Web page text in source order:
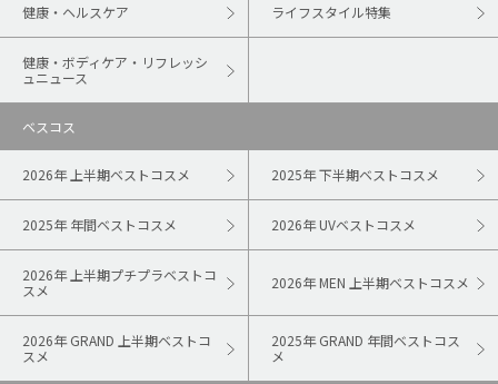
健康・ヘルスケア ライフスタイル特集
健康・ボディケア・リフレッシ
ュニュース
ベスコス
2026年 上半期ベストコスメ 2025年 下半期ベストコスメ
2025年 年間ベストコスメ 2026年 UVベストコスメ
2026年 上半期プチプラベストコ
スメ
2026年 MEN 上半期ベストコスメ
2026年 GRAND 上半期ベストコ
スメ
2025年 GRAND 年間ベストコス
メ